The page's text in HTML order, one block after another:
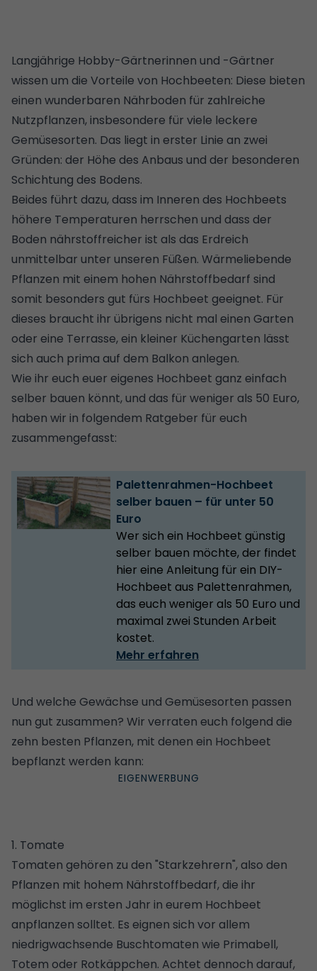
Langjährige Hobby-Gärtnerinnen und -Gärtner
wissen um die Vorteile von Hochbeeten: Diese bieten
einen wunderbaren Nährboden für zahlreiche
Nutzpflanzen, insbesondere für viele leckere
Gemüsesorten. Das liegt in erster Linie an zwei
Gründen: der Höhe des Anbaus und der besonderen
Schichtung des Bodens.
Beides führt dazu, dass im Inneren des Hochbeets
höhere Temperaturen herrschen und dass der
Boden nährstoffreicher ist als das Erdreich
unmittelbar unter unseren Füßen. Wärmeliebende
Pflanzen mit einem hohen Nährstoffbedarf sind
somit besonders gut fürs Hochbeet geeignet. Für
dieses braucht ihr übrigens nicht mal einen Garten
oder eine Terrasse,ein kleiner Küchengarten lässt
sich auch prima auf dem Balkon anlegen.
Wie ihr euch euer eigenes Hochbeet ganz einfach
selber bauen könnt, und das für weniger als 50 Euro,
haben wir in folgendem Ratgeber für euch
zusammengefasst:
Palettenrahmen-Hochbeet
selber bauen – für unter 50
Euro
Wer sich ein Hochbeet günstig
selber bauen möchte, der findet
hier eine Anleitung für ein DIY-
Hochbeet aus Palettenrahmen,
das euch weniger als 50 Euro und
maximal zwei Stunden Arbeit
kostet.
Mehr erfahren
Und welche Gewächse und Gemüsesorten passen
nun gut zusammen? Wir verraten euch folgend die
zehn besten Pflanzen, mit denen ein Hochbeet
bepflanzt werden kann:
1. Tomate
Tomaten gehören zu den "Starkzehrern", also den
Pflanzen mit hohem Nährstoffbedarf, die ihr
möglichst im ersten Jahr in eurem Hochbeet
anpflanzen solltet. Es eignen sich vor allem
niedrigwachsende Buschtomaten wie Primabell,
Totem oder Rotkäppchen. Achtet dennoch darauf,